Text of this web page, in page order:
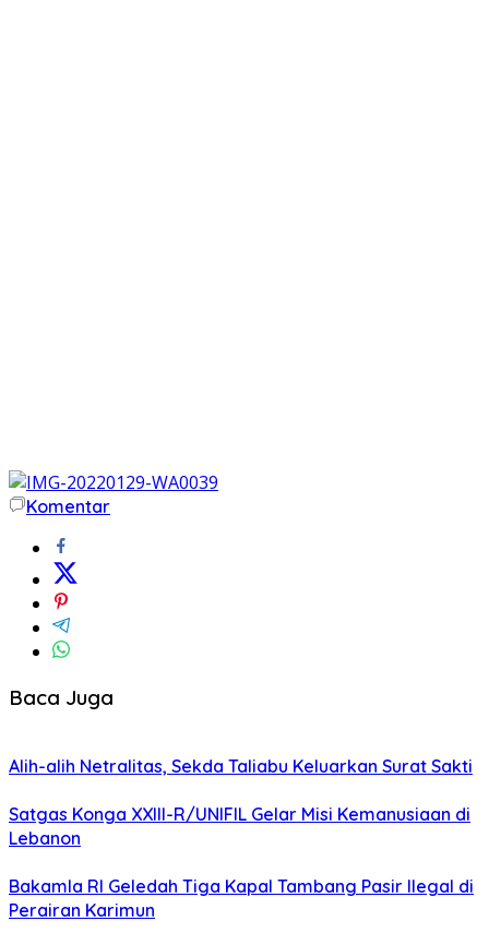
Komentar
Baca Juga
Alih-alih Netralitas, Sekda Taliabu Keluarkan Surat Sakti
Satgas Konga XXIII-R/UNIFIL Gelar Misi Kemanusiaan di
Lebanon
Bakamla RI Geledah Tiga Kapal Tambang Pasir Ilegal di
Perairan Karimun